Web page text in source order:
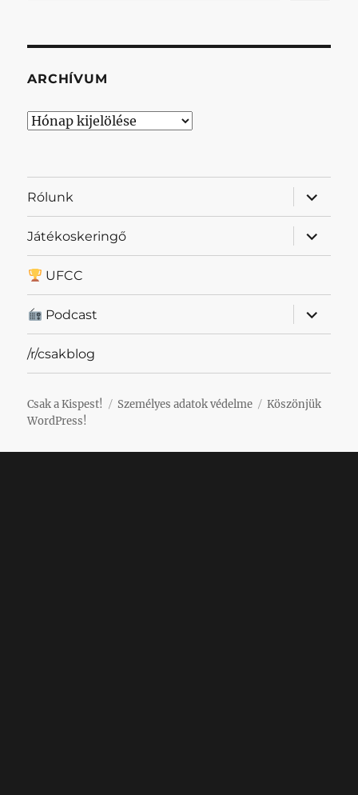
ARCHÍVUM
Archívum
Rólunk
almenü
Játékoskeringő
almenü
UFCC
Podcast
almenü
/r/csakblog
Csak a Kispest! Személyes adatok védelme
Köszönjük
WordPress!